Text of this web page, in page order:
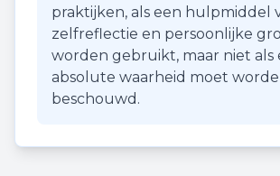
praktijken, als een hulpmiddel
zelfreflectie en persoonlijke
worden gebruikt, maar niet als
absolute waarheid moet
beschouwd.